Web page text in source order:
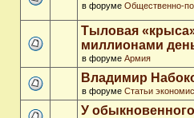
в форуме Общественно-
Тыловая
миллионами
в форуме Армия
Владимир
в форуме Статьи
У